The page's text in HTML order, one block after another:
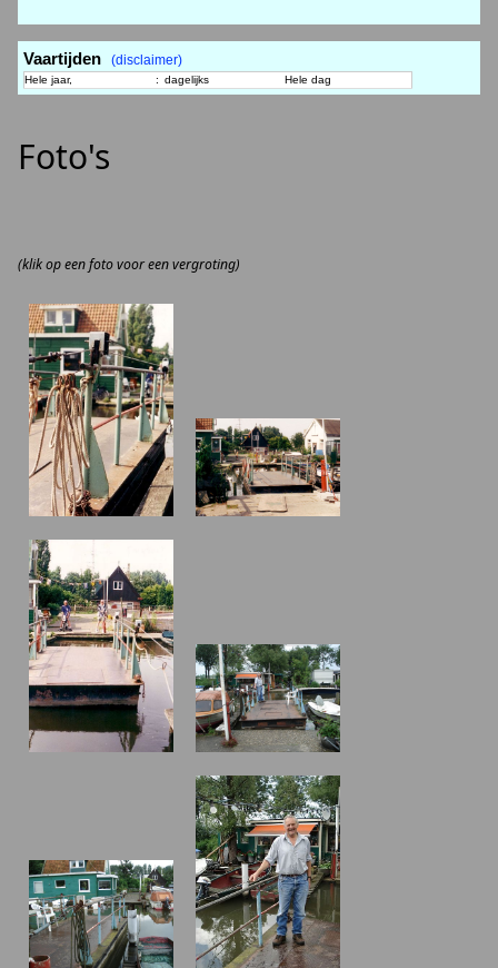
Vaartijden (disclaimer)
Hele jaar, : dagelijks Hele dag
Foto's
(klik op een foto voor een vergroting)